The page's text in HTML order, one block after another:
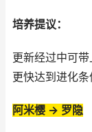
培养提议：
更新经过中可
更快达到进化条
阿米樱 → 罗隐